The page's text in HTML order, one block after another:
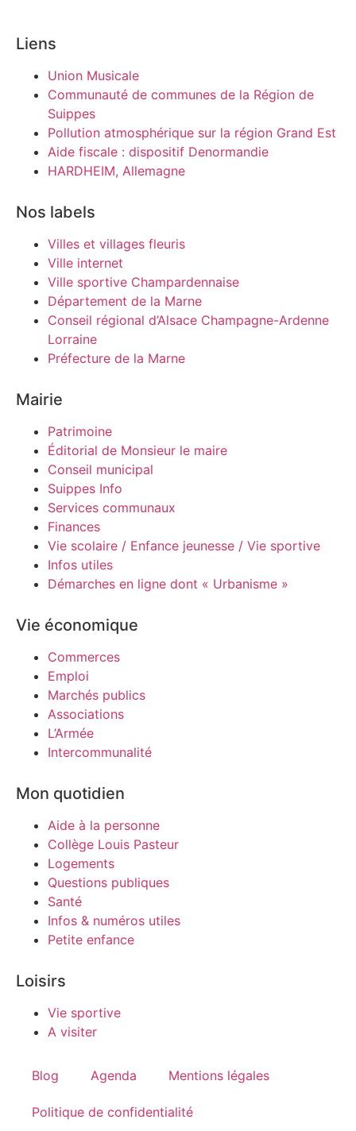
Liens
Union Musicale
Communauté de communes de la Région de
Suippes
Pollution atmosphérique sur la région Grand Est
Aide fiscale : dispositif Denormandie
HARDHEIM, Allemagne
Nos labels
Villes et villages fleuris
Ville internet
Ville sportive Champardennaise
Département de la Marne
Conseil régional d’Alsace Champagne-Ardenne
Lorraine
Préfecture de la Marne
Mairie
Patrimoine
Éditorial de Monsieur le maire
Conseil municipal
Suippes Info
Services communaux
Finances
Vie scolaire / Enfance jeunesse / Vie sportive
Infos utiles
Démarches en ligne dont « Urbanisme »
Vie économique
Commerces
Emploi
Marchés publics
Associations
L’Armée
Intercommunalité
Mon quotidien
Aide à la personne
Collège Louis Pasteur
Logements
Questions publiques
Santé
Infos & numéros utiles
Petite enfance
Loisirs
Vie sportive
A visiter
Blog Agenda Mentions légales
Politique de confidentialité